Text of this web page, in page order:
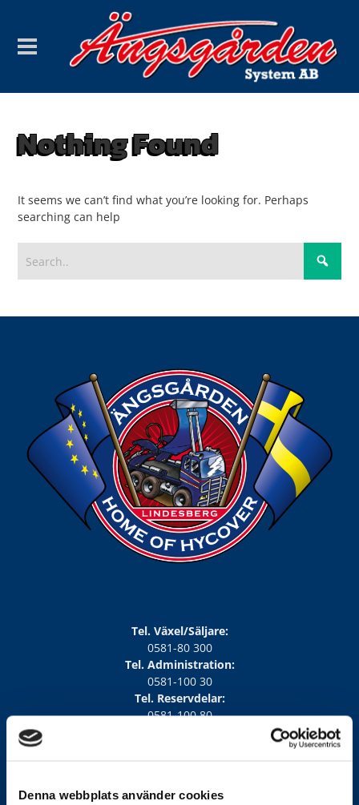
Denna webbplats använder cookies
Nothing Found
It seems we can’t find what you’re looking for. Perhaps
searching can help
Tel. Växel/Säljare:
0581-80 300
Tel. Administration:
0581-100 30
Tel. Reservdelar:
0581-100 80